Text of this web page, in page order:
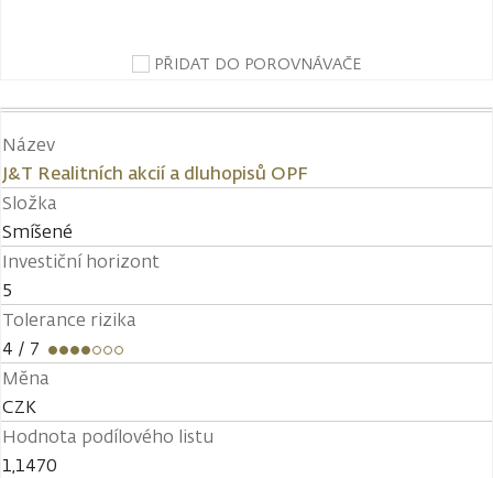
PŘIDAT DO POROVNÁVAČE
Název
J&T Realitních akcií a dluhopisů OPF
Složka
Smíšené
Investiční horizont
5
Tolerance rizika
4 / 7
Měna
CZK
Hodnota podílového listu
1,1470